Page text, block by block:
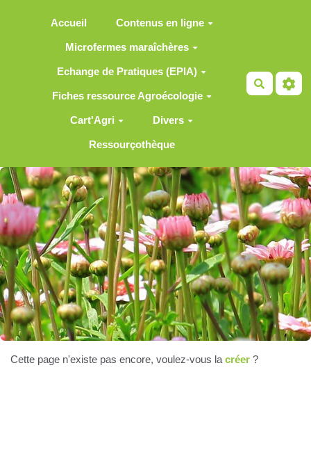
Accueil Contenus en ligne
Microfermes maraîchères
Echange de Pratiques (EPIA)
Fiches ressource Agroécologie
Cart'Agri Divers
Ressourçothèque
Cette page n'existe pas encore, voulez-vous la créer ?